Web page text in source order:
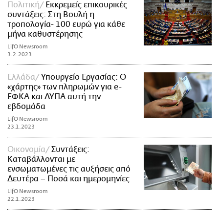
Πολιτική
Εκκρεμείς επικουρικές
συντάξεις: Στη Βουλή η
τροπολογία- 100 ευρώ για κάθε
μήνα καθυστέρησης
LifO Newsroom
3.2.2023
Ελλάδα
Υπουργείο Εργασίας: Ο
«χάρτης» των πληρωμών για e-
ΕΦΚΑ και ΔΥΠΑ αυτή την
εβδομάδα
LifO Newsroom
23.1.2023
Οικονομία
Συντάξεις:
Καταβάλλονται με
ενσωματωμένες τις αυξήσεις από
Δευτέρα – Ποσά και ημερομηνίες
LifO Newsroom
22.1.2023